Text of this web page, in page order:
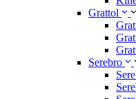
Grattol
Serebro